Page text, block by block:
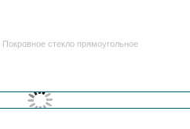
Покровное стекло прямоугольное